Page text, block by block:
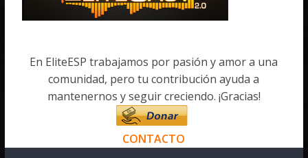
En EliteESP trabajamos por pasión y amor a una
comunidad, pero tu contribución ayuda a
mantenernos y seguir creciendo. ¡Gracias!
CONTACTO